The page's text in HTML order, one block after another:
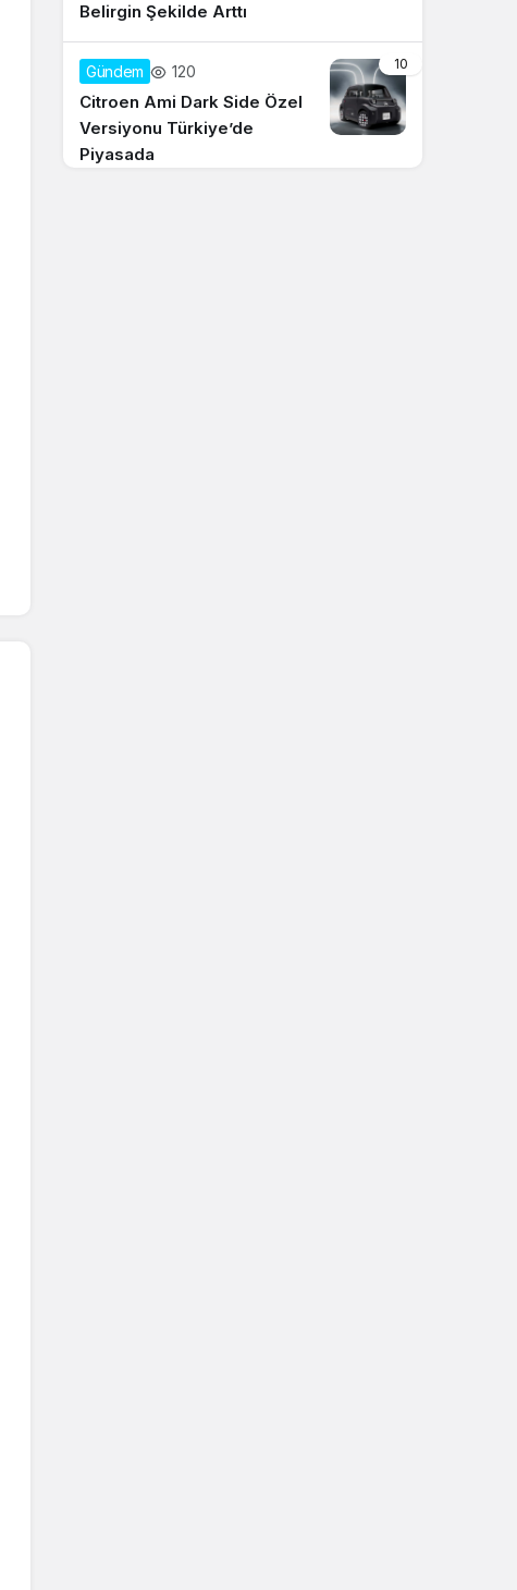
Belirgin Şekilde Arttı
10
Gündem 120
Citroen Ami Dark Side Özel
Versiyonu Türkiye’de
Piyasada